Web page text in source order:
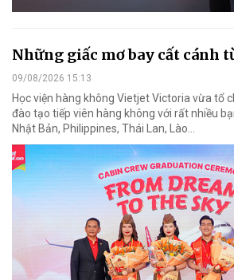
Những giấc mơ bay cất cánh
09/08/2026 15:13
Học viện hàng không Vietjet Victoria vừa tổ
đào tạo tiếp viên hàng không với rất nhiều
Nhật Bản, Philippines, Thái Lan, Lào…